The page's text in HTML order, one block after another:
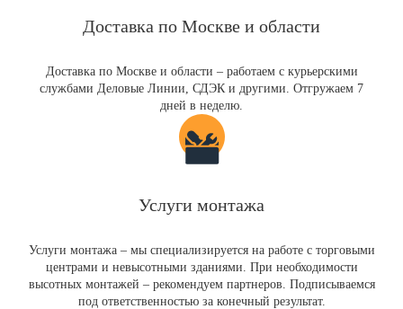
Доставка по Москве и области
Доставка по Москве и области – работаем с курьерскими
службами Деловые Линии, СДЭК и другими. Отгружаем 7
дней в неделю.
Услуги монтажа
Услуги монтажа – мы специализируется на работе с торговыми
центрами и невысотными зданиями. При необходимости
высотных монтажей – рекомендуем партнеров. Подписываемся
под ответственностью за конечный результат.